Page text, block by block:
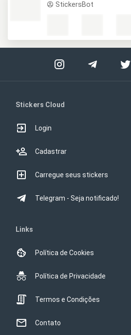
StickersBot
Stickers Cloud
Login
Cadastrar
Carregue seus stickers
Telegram - Seja notificado!
Links
Política de Cookies
Política de Privacidade
Termos e Condições
Contato